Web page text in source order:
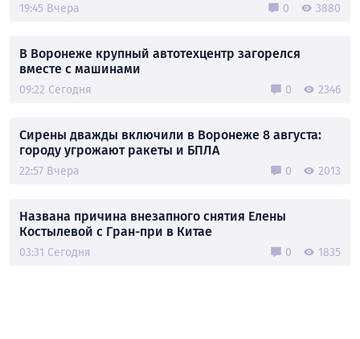
19:45 Вчера 0 3880
В Воронеже крупный автотехцентр загорелся
вместе с машинами
09:22 Сегодня 0 2346
Сирены дважды включили в Воронеже 8 августа:
городу угрожают ракеты и БПЛА
22:57 Вчера 0 2013
Названа причина внезапного снятия Елены
Костылевой с Гран-при в Китае
03:31 Сегодня 0 1835